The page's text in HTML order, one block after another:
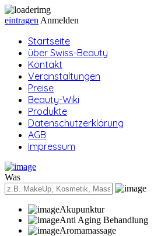
eintragen Anmelden
Startseite
über Swiss-Beauty
Kontakt
Veranstaltungen
Preise
Beauty-Wiki
Produkte
Datenschutzerklärung
AGB
Impressum
Was
Akupunktur
Anti Aging Behandlung
Aromamassage